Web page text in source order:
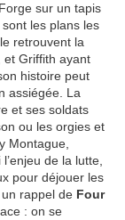
sur un tapis
les plans les
retrouvent la
et Griffith ayant
histoire peut
assiégée. La
et ses soldats
ou les orgies et
Montague,
de la lutte,
pour déjouer les
rappel de Four
: on se